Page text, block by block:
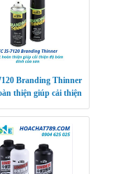
Branding Thinner
thiện giúp cải thiện